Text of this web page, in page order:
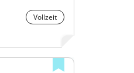
Vollzeit